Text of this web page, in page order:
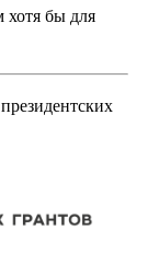
хотя бы для